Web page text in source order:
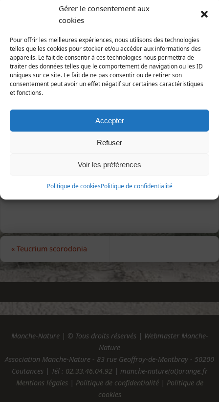
Gérer le consentement aux
cookies
Pour offrir les meilleures expériences, nous utilisons des technologies
telles que les cookies pour stocker et/ou accéder aux informations des
appareils. Le fait de consentir à ces technologies nous permettra de
traiter des données telles que le comportement de navigation ou les ID
uniques sur ce site. Le fait de ne pas consentir ou de retirer son
consentement peut avoir un effet négatif sur certaines caractéristiques
et fonctions.
Accepter
Refuser
Voir les préférences
Politique de cookiesPolitique de confidentialité
Europe : Europe tempérée.
France : une bonne partie la France.
«Teucrium scorodonia
Manche-Nature | © Tous droits réservés | Webmaster Manche-
Nature
Association Manche-Nature - 83 rue Geoffroy-de-Montbray - 50200
Coutances | Tél : 02.33.46.04.92| manche-nature(at)orange.fr
Mentions légales| Politique de confidentialité| Politique de
cookies